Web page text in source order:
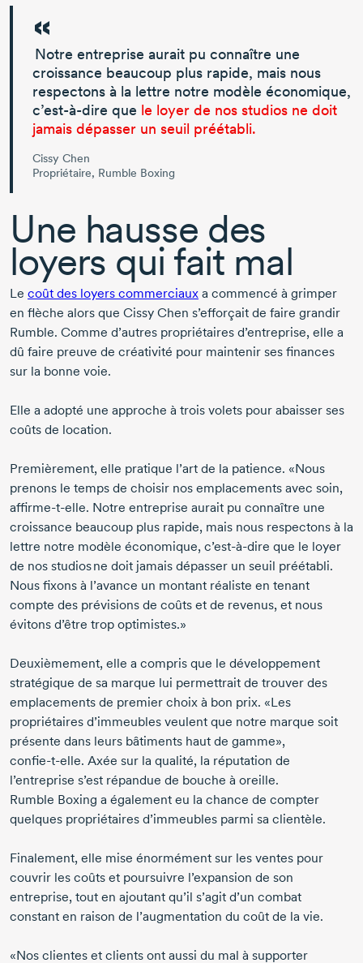
Notre entreprise aurait pu connaître une
croissance beaucoup plus rapide, mais nous
respectons à la lettre notre modèle économique,
c’est-à-dire que le loyer de nos studios ne doit
jamais dépasser un seuil préétabli.
Cissy Chen
Propriétaire, Rumble Boxing
Une hausse des
loyers qui fait mal
Le coût des loyers commerciaux a commencé à grimper
en flèche alors que Cissy Chen s’efforçait de faire grandir
Rumble. Comme d’autres propriétaires d’entreprise, elle a
dû faire preuve de créativité pour maintenir ses finances
sur la bonne voie.
Elle a adopté une approche à trois volets pour abaisser ses
coûts de location.
Premièrement, elle pratique l’art de la patience. «Nous
prenons le temps de choisir nos emplacements avec soin,
affirme-t-elle. Notre entreprise aurait pu connaître une
croissance beaucoup plus rapide, mais nous respectons à la
lettre notre modèle économique, c’est-à-dire que le loyer
de nos studios ne doit jamais dépasser un seuil préétabli.
Nous fixons à l’avance un montant réaliste en tenant
compte des prévisions de coûts et de revenus, et nous
évitons d’être trop optimistes.»
Deuxièmement, elle a compris que le développement
stratégique de sa marque lui permettrait de trouver des
emplacements de premier choix à bon prix. «Les
propriétaires d’immeubles veulent que notre marque soit
présente dans leurs bâtiments haut de gamme»,
confie-t-elle. Axée sur la qualité, la réputation de
l’entreprise s’est répandue de bouche à oreille.
Rumble Boxing a également eu la chance de compter
quelques propriétaires d’immeubles parmi sa clientèle.
Finalement, elle mise énormément sur les ventes pour
couvrir les coûts et poursuivre l’expansion de son
entreprise, tout en ajoutant qu’il s’agit d’un combat
constant en raison de l’augmentation du coût de la vie.
«Nos clientes et clients ont aussi du mal à supporter